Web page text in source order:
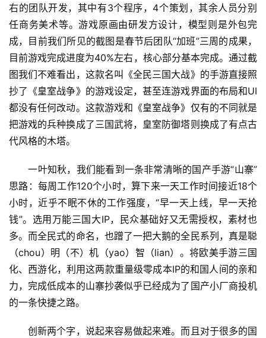
右的团队开发，其中有3个程序，4个策划，其余人员分别
任商务美术等。游戏原画由研发方设计，模型则是外包完
成，目前我们所见的截图是春节后团队“加班”三周的成果，
目前游戏完成进度为40%左右，核心部分基本完成。通过截
图我们不难看出，这款名叫《全民三国大战》的手游直接照
抄了《皇室战争》的游戏设定，甚至连游戏界面的布局和UI
都没有任何改动。这款游戏和《皇室战争》仅有的不同就是
把游戏的兵种换成了三国武将，皇室防御塔则换成了有点古
代风格的木塔。
一叶知秋，我们能看到一条非常清晰的国产手游“山寨”
思路：每周工作120个小时，算下来一天工作时间接近18个
小时，近乎不眠不休的工作强度，“早一天上线，早一天抢
钱”。选用万能三国大IP，民众基础好又无需授权，素材也
多。而全民式的命名，也蹭了一把大鹅的全民系列，真是聪
（chou）明（不）机（yao）智（lian）。将欧美手游三国
化、西游化，利用这两款重量级零成本IP的和国人间的亲和
力，完成低成本的山寨抄袭似乎已经成为了国产小厂商投机
的一条快捷之路。
创新两个字，说起来容易做起来难。而且对于很多的国